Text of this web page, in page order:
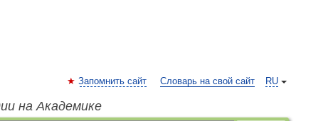
RU
Запомнить сайт Словарь на свой сайт
на Академике